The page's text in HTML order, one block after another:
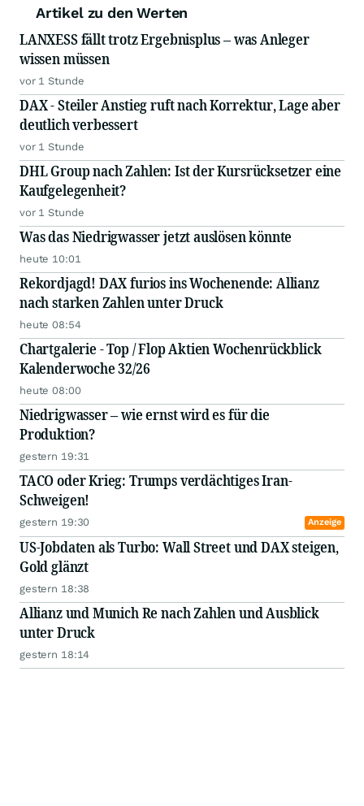
Artikel zu den Werten
LANXESS fällt trotz Ergebnisplus – was Anleger
wissen müssen
vor 1 Stunde
DAX - Steiler Anstieg ruft nach Korrektur, Lage aber
deutlich verbessert
vor 1 Stunde
DHL Group nach Zahlen: Ist der Kursrücksetzer eine
Kaufgelegenheit?
vor 1 Stunde
Was das Niedrigwasser jetzt auslösen könnte
heute 10:01
Rekordjagd! DAX furios ins Wochenende: Allianz
nach starken Zahlen unter Druck
heute 08:54
Chartgalerie - Top / Flop Aktien Wochenrückblick
Kalenderwoche 32/26
heute 08:00
Niedrigwasser – wie ernst wird es für die
Produktion?
gestern 19:31
TACO oder Krieg: Trumps verdächtiges Iran-
Schweigen!
gestern 19:30 Anzeige
US-Jobdaten als Turbo: Wall Street und DAX steigen,
Gold glänzt
gestern 18:38
Allianz und Munich Re nach Zahlen und Ausblick
unter Druck
gestern 18:14